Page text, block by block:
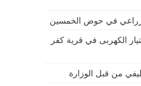
في حوض الخمسين
الكهربى في قرية كفر
من قبل الوزارة